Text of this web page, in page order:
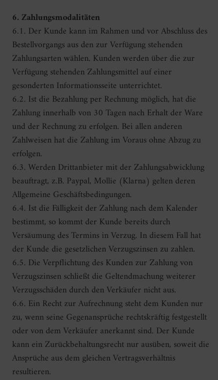
6. Zahlungsmodalitäten
6.1. Der Kunde kann im Rahmen und vor Abschluss des
Bestellvorgangs aus den zur Verfügung stehenden
Zahlungsarten wählen. Kunden werden über die zur
Verfügung stehenden Zahlungsmittel auf einer
gesonderten Informationsseite unterrichtet.
6.2. Ist die Bezahlung per Rechnung möglich, hat die
Zahlung innerhalb von 30 Tagen nach Erhalt der Ware
und der Rechnung zu erfolgen. Bei allen anderen
Zahlweisen hat die Zahlung im Voraus ohne Abzug zu
erfolgen.
6.3. Werden Drittanbieter mit der Zahlungsabwicklung
beauftragt, z.B. Paypal, Mollie (Klarna) gelten deren
Allgemeine Geschäftsbedingungen.
6.4. Ist die Fälligkeit der Zahlung nach dem Kalender
bestimmt, so kommt der Kunde bereits durch
Versäumung des Termins in Verzug. In diesem Fall hat
der Kunde die gesetzlichen Verzugszinsen zu zahlen.
6.5. Die Verpflichtung des Kunden zur Zahlung von
Verzugszinsen schließt die Geltendmachung weiterer
Verzugsschäden durch den Verkäufer nicht aus.
6.6. Ein Recht zur Aufrechnung steht dem Kunden nur
zu, wenn seine Gegenansprüche rechtskräftig festgestellt
oder von dem Verkäufer anerkannt sind. Der Kunde
kann ein Zurückbehaltungsrecht nur ausüben, soweit die
Ansprüche aus dem gleichen Vertragsverhältnis
resultieren.